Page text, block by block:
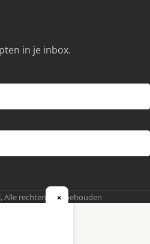
in je inbox.
Alle rechten voorbehouden
×